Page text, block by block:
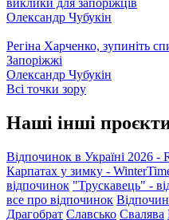
виклики для запоріжців
Олександр Чубукін
Регіна Харченко, зупиніть
Запоріжжі
Олександр Чубукін
Всі точки зору
Наші інші
Відпочинок в Україні 2026 -
Карпатах у зимку -
відпочинок "Трускавець" -
все про відпочинок
Драгобрат Славсько Свалява